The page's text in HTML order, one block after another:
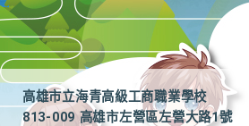
高雄市立海青高級工商職業學校
813-009 高雄市左營區左營大路1號